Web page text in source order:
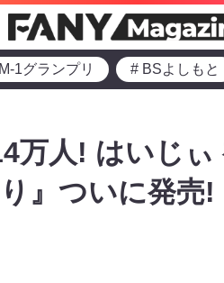
1グランプリ # BSよしもと
万人! はいじぃ
』ついに発売!